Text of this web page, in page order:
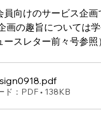
員向けのサービス企
画の趣旨については
スレター前々号参照
.pdf
ド：PDF • 138KB